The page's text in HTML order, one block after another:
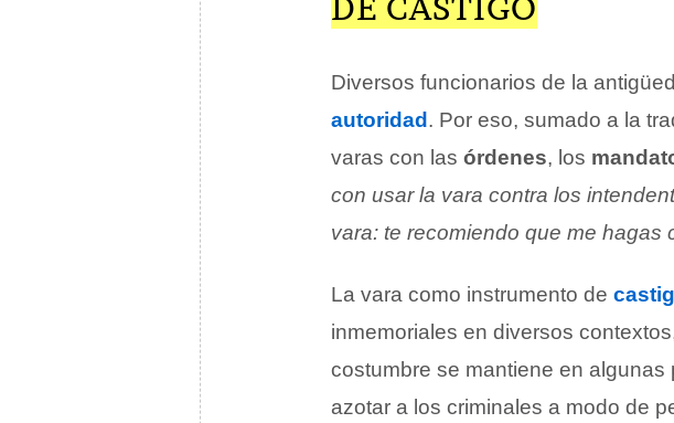
Diversos funcionarios de la
autoridad . Por eso, sumado a la
varas con las órdenes, los
con usar la vara contra los
vara: te recomiendo que me hagas
La vara como instrumento de
inmemoriales en diversos
costumbre se mantiene en
azotar a los criminales a modo de